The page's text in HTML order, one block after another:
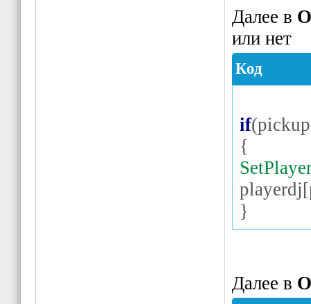
Далее в
или нет
Код
if(
{
playerdj[
}
Далее в